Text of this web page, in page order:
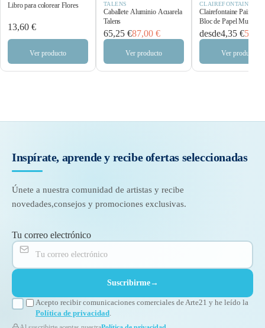
Libro para colorear Flores
13,60 €
Ver producto
TALENS
Caballete Aluminio Acuarela
Talens
65,25 €87,00 €
Ver producto
CLAIREFONTAINE
Clairefontaine
Bloc de Papel
250 g/m²
desde4,35 €5,80
Ver producto
Inspírate, aprende y recibeofertas seleccionadas
Únete a nuestra comunidad de artistas y recibe
novedades,consejos y promociones exclusivas.
Tu correo electrónico
Suscribirme→
Acepto recibir comunicaciones comerciales de Arte21 y he leído la
Política de privacidad.